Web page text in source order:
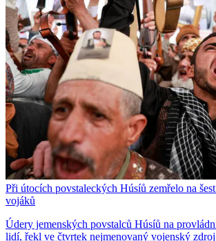
Při útocích povstaleckých Húsíů zemřelo na
vojáků
Údery jemenských povstalců Húsíů na
lidí, řekl ve čtvrtek nejmenovaný vojenský zdroj